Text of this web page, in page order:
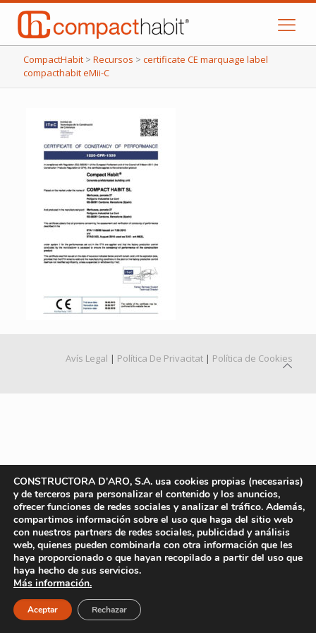
CompactHabit > Recursos > certificate CE marquage label
compacthabit eMii-C
Avís Legal | Política De Privacitat | Política de Cookies
CONSTRUCTORA D'ARO, S.A. usa cookies propias (necesarias)
y de terceros para personalizar el contenido y los anuncios,
ofrecer funciones de redes sociales y analizar el tráfico. Además,
compartimos información sobre el uso que haga del sitio web
con nuestros partners de redes sociales, publicidad y análisis
web, quienes pueden combinarla con otra información que les
haya proporcionado o que hayan recopilado a partir del uso que
haya hecho de sus servicios.
Más información.
Aceptar Rechazar